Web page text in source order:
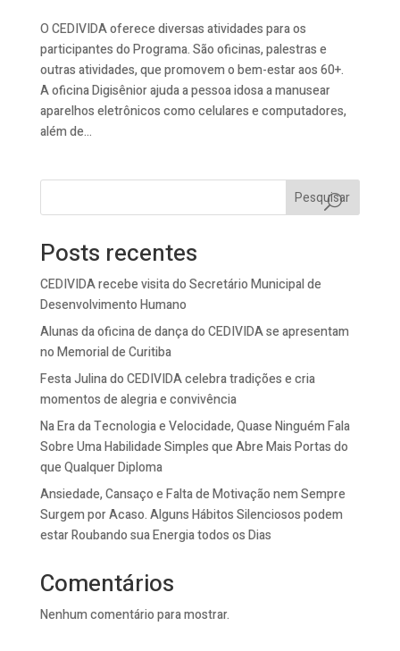
O CEDIVIDA oferece diversas atividades para os
participantes do Programa. São oficinas, palestras e
outras atividades, que promovem o bem-estar aos 60+.
A oficina Digisênior ajuda a pessoa idosa a manusear
aparelhos eletrônicos como celulares e computadores,
além de...
Pesquisar
Posts recentes
CEDIVIDA recebe visita do Secretário Municipal de
Desenvolvimento Humano
Alunas da oficina de dança do CEDIVIDA se apresentam
no Memorial de Curitiba
Festa Julina do CEDIVIDA celebra tradições e cria
momentos de alegria e convivência
Na Era da Tecnologia e Velocidade, Quase Ninguém Fala
Sobre Uma Habilidade Simples que Abre Mais Portas do
que Qualquer Diploma
Ansiedade, Cansaço e Falta de Motivação nem Sempre
Surgem por Acaso. Alguns Hábitos Silenciosos podem
estar Roubando sua Energia todos os Dias
Comentários
Nenhum comentário para mostrar.